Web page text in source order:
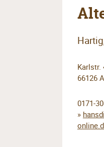
Karlstr.
66126
0171-
»